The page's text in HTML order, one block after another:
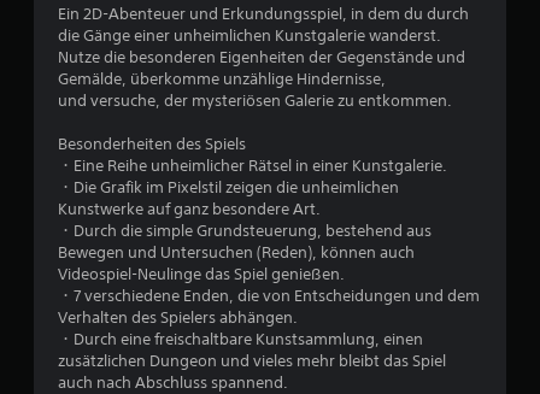
w
t
g
:
Ein 2D-Abenteuer und Erkundungsspiel, in dem du durch
die Gänge einer unheimlichen Kunstgalerie wanderst.
Nutze die besonderen Eigenheiten der Gegenstände und
Gemälde, überkomme unzählige Hindernisse,
und versuche, der mysteriösen Galerie zu entkommen.
Besonderheiten des Spiels
・Eine Reihe unheimlicher Rätsel in einer Kunstgalerie.
・Die Grafik im Pixelstil zeigen die unheimlichen
Kunstwerke auf ganz besondere Art.
・Durch die simple Grundsteuerung, bestehend aus
Bewegen und Untersuchen (Reden), können auch
Videospiel-Neulinge das Spiel genießen.
・7 verschiedene Enden, die von Entscheidungen und dem
Verhalten des Spielers abhängen.
・Durch eine freischaltbare Kunstsammlung, einen
zusätzlichen Dungeon und vieles mehr bleibt das Spiel
auch nach Abschluss spannend.